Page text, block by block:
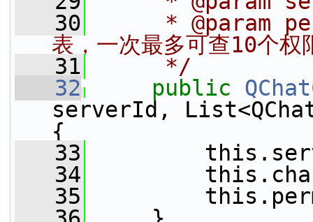
   30
* @param
表，一次最多可查10个权
   31
     */
   32
public
serverId,
{
   33
   34
   35